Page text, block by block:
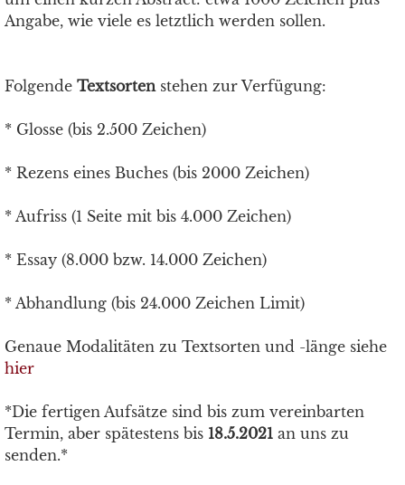
Angabe, wie viele es letztlich werden sollen.
Folgende Textsortenstehen zur Verfügung:
* Glosse (bis 2.500 Zeichen)
* Rezens eines Buches (bis 2000 Zeichen)
* Aufriss (1 Seite mit bis 4.000 Zeichen)
* Essay (8.000 bzw. 14.000 Zeichen)
* Abhandlung (bis 24.000 Zeichen Limit)
Genaue Modalitäten zu Textsorten und -länge siehe
hier
*Die fertigen Aufsätze sind bis zum vereinbarten
Termin, aber spätestens bis 18.5.2021 an uns zu
senden.*